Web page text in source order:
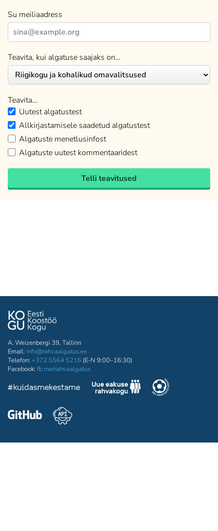
Su meiliaadress
Teavita, kui algatuse saajaks on…
Teavita…
Uutest algatustest
Allkirjastamisele saadetud algatustest
Algatuste menetlusinfost
Algatuste uutest kommentaaridest
Telli teavitused
A. Weizenbergi 39, Tallinn
Email: info@rahvaalgatus.ee
Telefon: +372 5564 5216 (E-N 9:00–16:30)
Facebook: fb.me/rahvaalgatus